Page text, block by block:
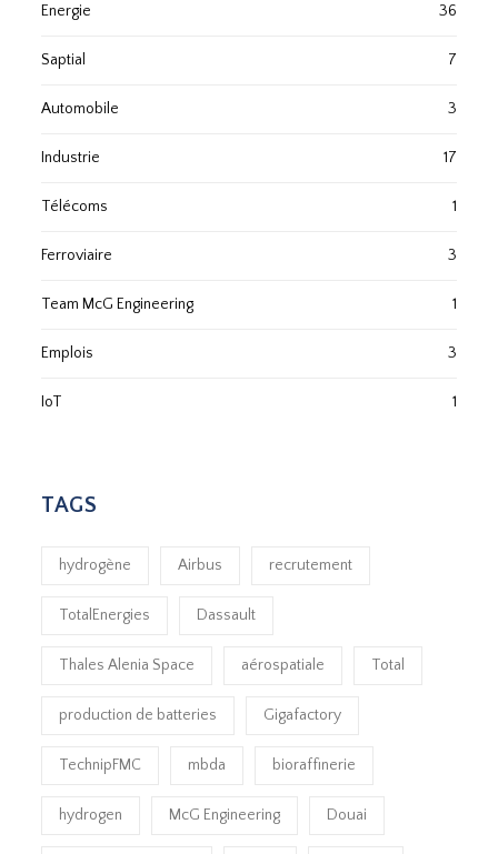
Energie 36
Saptial 7
Automobile 3
Industrie 17
Télécoms 1
Ferroviaire 3
Team McG Engineering 1
Emplois 3
IoT 1
TAGS
hydrogène Airbus recrutement
TotalEnergies Dassault
Thales Alenia Space aérospatiale Total
production de batteries Gigafactory
TechnipFMC mbda bioraffinerie
hydrogen McG Engineering Douai